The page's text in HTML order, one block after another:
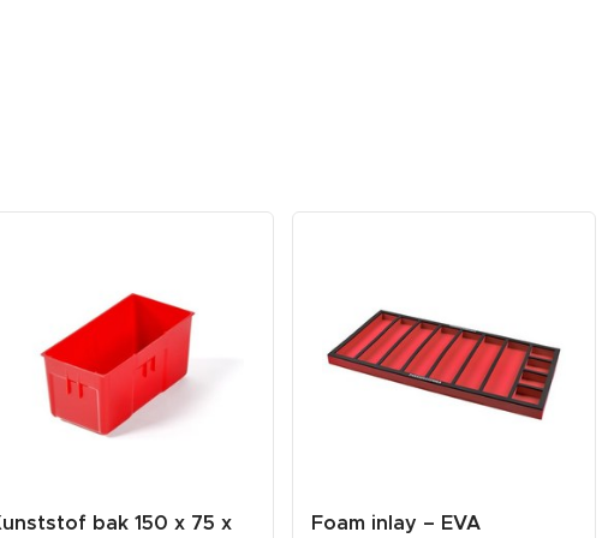
bak 150 x 75 x
Foam inlay – EVA